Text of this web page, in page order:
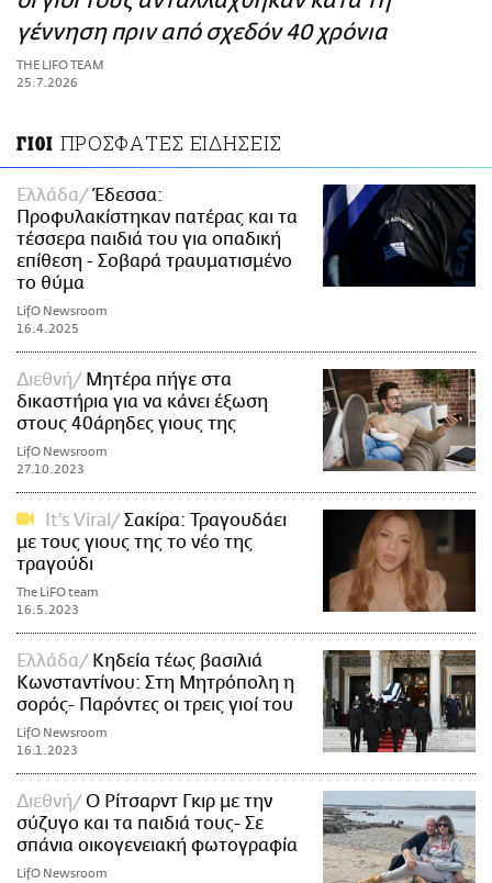
ΑΜΠΑ
PRINT
γέννηση πριν από σχεδόν 40 χρόνια
THE LIFO TEAM
25.7.2026
ΓΙΟΙ ΠΡΟΣΦΑΤΕΣ ΕΙΔΗΣΕΙΣ
Ελλάδα
Έδεσσα:
Προφυλακίστηκαν πατέρας και τα
τέσσερα παιδιά του για οπαδική
επίθεση - Σοβαρά τραυματισμένο
το θύμα
LifO Newsroom
16.4.2025
Διεθνή
Μητέρα πήγε στα
δικαστήρια για να κάνει έξωση
στους 40άρηδες γιους της
LifO Newsroom
27.10.2023
It's Viral
Σακίρα: Τραγουδάει
με τους γιους της το νέο της
τραγούδι
The LiFO team
16.5.2023
Ελλάδα
Κηδεία τέως βασιλιά
Κωνσταντίνου: Στη Μητρόπολη η
σορός- Παρόντες οι τρεις γιοί του
LifO Newsroom
16.1.2023
Διεθνή
Ο Ρίτσαρντ Γκιρ με την
σύζυγο και τα παιδιά τους- Σε
σπάνια οικογενειακή φωτογραφία
LifO Newsroom